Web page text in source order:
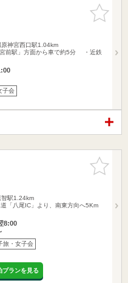
お気に入
りに追加
原神宮西口駅1.04km
宮前駅」方面から車で約5分 ・近鉄
子会
お気に入
りに追加
智駅1.24km
「八尾IC」より、南東方向へ5Km
8:00
旅・女子会
プランを見る